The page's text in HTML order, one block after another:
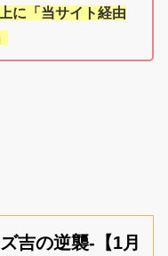
に「当サイト経由
吉の逆襲-【1月